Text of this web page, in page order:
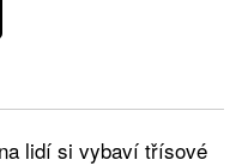
lidí si vybaví třísové